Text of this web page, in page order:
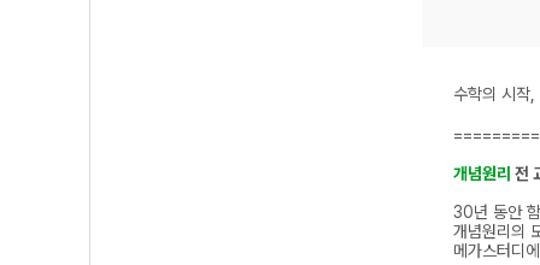
수학의 시작
개념원리 전
30년 동안 함
개념원리의
메가스터디